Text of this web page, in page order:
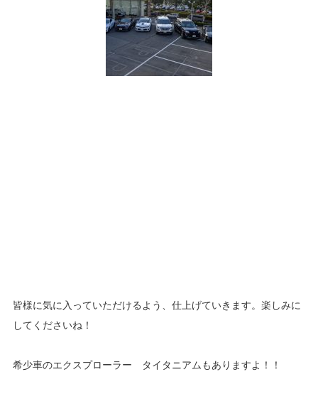
皆様に気に入っていただけるよう、仕上げていきます。楽しみに
してくださいね！
希少車のエクスプローラー タイタニアムもありますよ！！